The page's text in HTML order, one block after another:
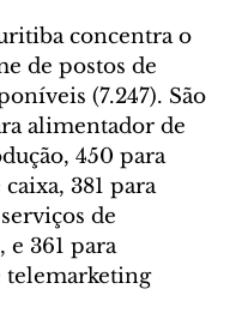
concentra o
de postos de
(7.247). São
alimentador de
450 para
381 para
de
e 361 para
telemarketing